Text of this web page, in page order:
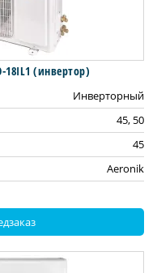
18IL1 (инвертoр)
Инверторный
45, 50
45
Aeronik